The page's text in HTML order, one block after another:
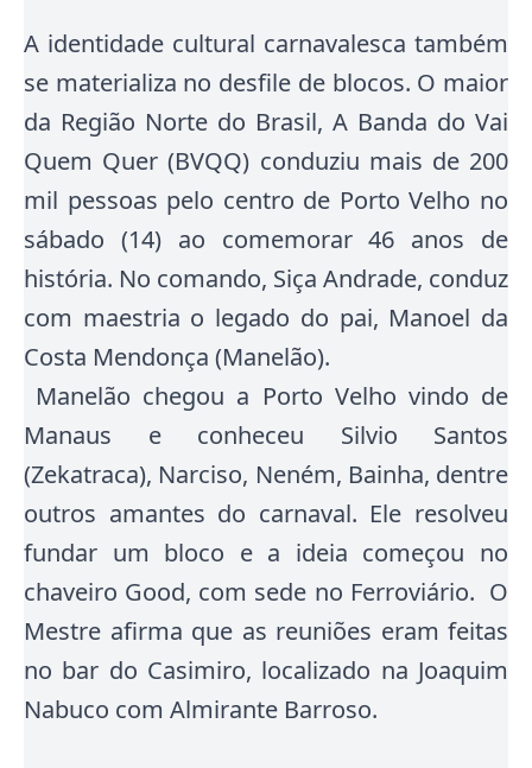
A identidade cultural carnavalesca também
se materializa no desfile de blocos. O maior
da Região Norte do Brasil, A Banda do Vai
Quem Quer (BVQQ) conduziu mais de 200
mil pessoas pelo centro de Porto Velho no
sábado (14) ao comemorar 46 anos de
história. No comando, Siça Andrade, conduz
com maestria o legado do pai, Manoel da
Costa Mendonça (Manelão).
Manelão chegou a Porto Velho vindo de
Manaus e conheceu Silvio Santos
(Zekatraca), Narciso, Neném, Bainha, dentre
outros amantes do carnaval. Ele resolveu
fundar um bloco e a ideia começou no
chaveiro Good, com sede no Ferroviário. O
Mestre afirma que as reuniões eram feitas
no bar do Casimiro, localizado na Joaquim
Nabuco com Almirante Barroso.